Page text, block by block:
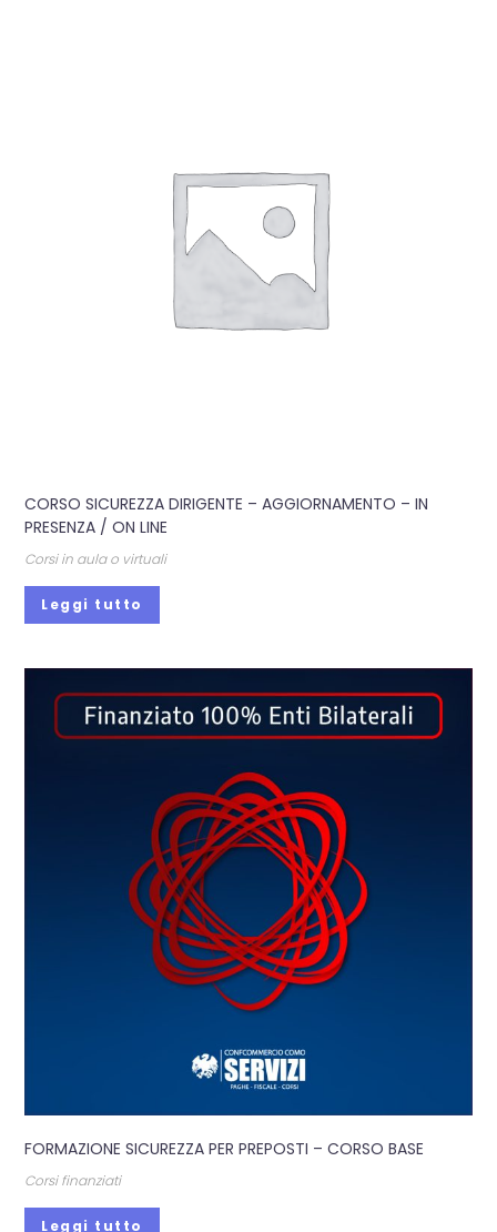
CORSO SICUREZZA DIRIGENTE – AGGIORNAMENTO – IN
PRESENZA / ON LINE
Corsi in aula o virtuali
Leggi tutto
FORMAZIONE SICUREZZA PER PREPOSTI – CORSO BASE
Corsi finanziati
Leggi tutto